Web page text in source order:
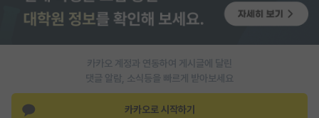
카카오 계정과 연동하여 게시글에 달린
댓글 알람, 소식등을 빠르게 받아보세요
카카오로 시작하기